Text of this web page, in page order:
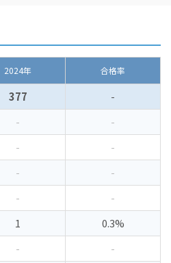
2024年 合格率
377
-
-
-
-
-
-
-
-
-
1
0.3%
-
-